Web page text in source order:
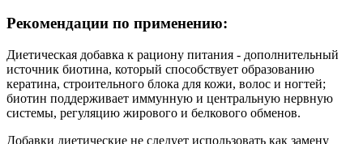
Рекомендации по применению:
Диетическая добавка к рациону питания - дополнительный
источник биотина, который способствует образованию
кератина, строительного блока для кожи, волос и ногтей;
биотин поддерживает иммунную и центральную нервную
системы, регуляцию жирового и белкового обменов.
Добавки диетические не следует использовать как замену